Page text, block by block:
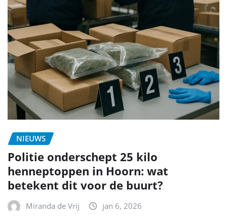
NIEUWS
Politie onderschept 25 kilo
henneptoppen in Hoorn: wat
betekent dit voor de buurt?
Miranda de Vrij jan 6, 2026